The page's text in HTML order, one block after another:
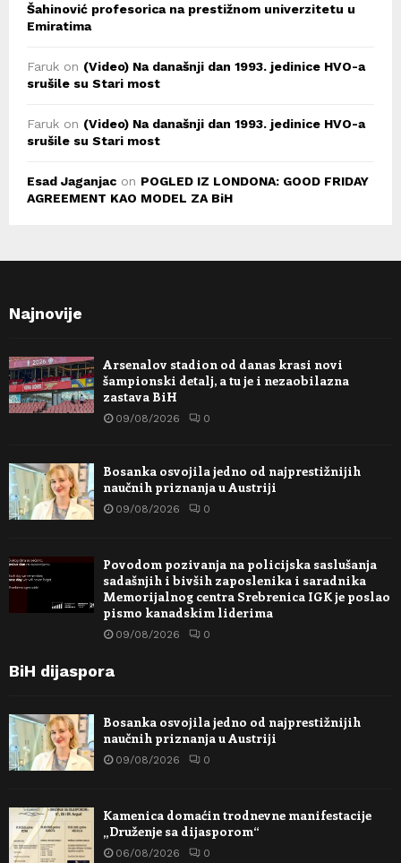
Šahinović profesorica na prestižnom univerzitetu u
Emiratima
Faruk on (Video) Na današnji dan 1993. jedinice HVO-a
srušile su Stari most
Faruk on (Video) Na današnji dan 1993. jedinice HVO-a
srušile su Stari most
Esad Jaganjac on POGLED IZ LONDONA: GOOD FRIDAY
AGREEMENT KAO MODEL ZA BiH
Najnovije
Arsenalov stadion od danas krasi novi
šampionski detalj, a tu je i nezaobilazna
zastava BiH
09/08/2026 0
Bosanka osvojila jedno od najprestižnijih
naučnih priznanja u Austriji
09/08/2026 0
Povodom pozivanja na policijska saslušanja
sadašnjih i bivših zaposlenika i saradnika
Memorijalnog centra Srebrenica IGK je poslao
pismo kanadskim liderima
09/08/2026 0
BiH dijaspora
Bosanka osvojila jedno od najprestižnijih
naučnih priznanja u Austriji
09/08/2026 0
Kamenica domaćin trodnevne manifestacije
„Druženje sa dijasporom“
06/08/2026 0